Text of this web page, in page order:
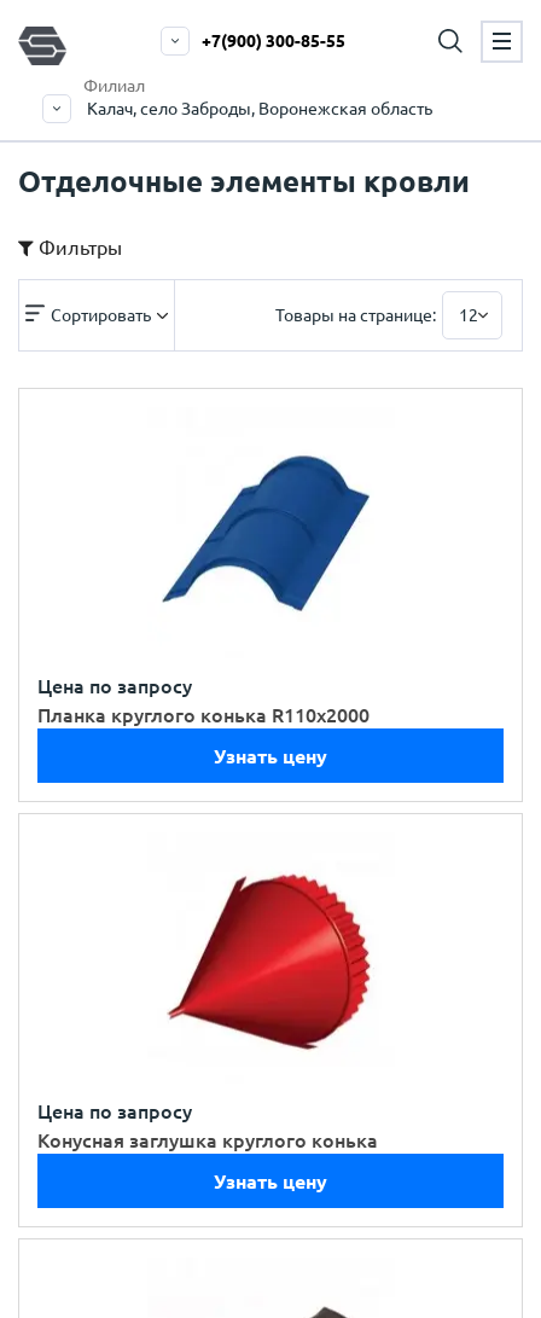
Филиал
Калач, село Заброды, Воронежская область
+7(900) 300-85-55
Отделочные элементы кровли
Фильтры
Сортировать Товары на странице: 12
Цена по запросу
Планка круглого конька R110х2000
Узнать цену
Цена по запросу
Конусная заглушка круглого конька
Узнать цену